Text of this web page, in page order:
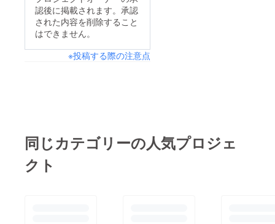
認後に掲載されます。承認
された内容を削除すること
はできません。
※投稿する際の注意点
同じカテゴリーの人気プロジェ
クト